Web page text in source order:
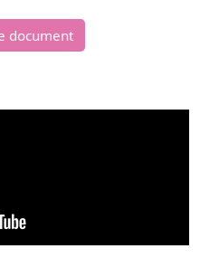
document